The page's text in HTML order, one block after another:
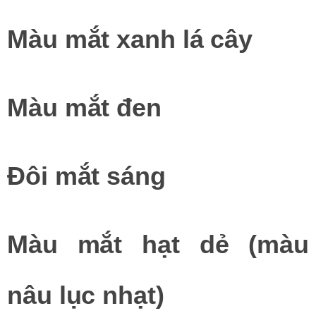
Màu mắt xanh lá cây
Màu mắt đen
Đôi mắt sáng
Màu mắt hạt dẻ (màu
nâu lục nhạt)